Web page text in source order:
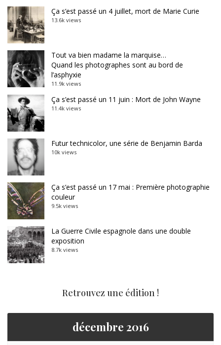
Ça s’est passé un 4 juillet, mort de Marie Curie
13.6k views
Tout va bien madame la marquise…
Quand les photographes sont au bord de
l’asphyxie
11.9k views
Ça s’est passé un 11 juin : Mort de John Wayne
11.4k views
Futur technicolor, une série de Benjamin Barda
10k views
Ça s’est passé un 17 mai : Première photographie
couleur
9.5k views
La Guerre Civile espagnole dans une double
exposition
8.7k views
Retrouvez une édition !
décembre 2016